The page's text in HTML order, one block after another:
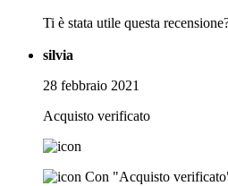
Ti è stata utile questa
silvia
28 febbraio 2021
Acquisto verificato
Con "Acquisto